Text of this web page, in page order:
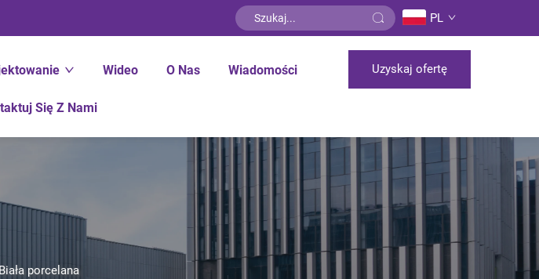
PL
Wideo O Nas Wiadomości
Się Z Nami
Uzyskaj ofertę
Biała porcelana